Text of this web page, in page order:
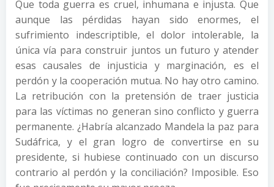
Que toda guerra es cruel, inhumana e injusta. Que
aunque las pérdidas hayan sido enormes, el
sufrimiento indescriptible, el dolor intolerable, la
única vía para construir juntos un futuro y atender
esas causales de injusticia y marginación, es el
perdón y la cooperación mutua. No hay otro camino.
La retribución con la pretensión de traer justicia
para las víctimas no generan sino conflicto y guerra
permanente. ¿Habría alcanzado Mandela la paz para
Sudáfrica, y el gran logro de convertirse en su
presidente, si hubiese continuado con un discurso
contrario al perdón y la conciliación? Imposible. Eso